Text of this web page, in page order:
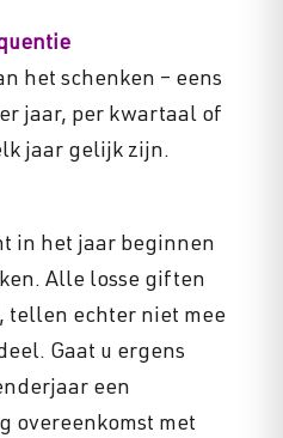
het schenken – eens
jaar, per kwartaal of
jaar gelijk zijn.
in het jaar beginnen
Alle losse giften
tellen echter niet mee
Gaat u ergens
een
overeenkomst met